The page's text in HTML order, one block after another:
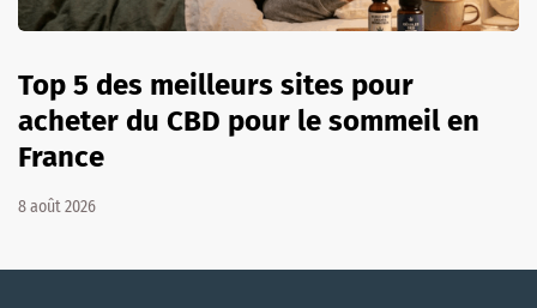
Top 5 des meilleurs sites pour
acheter du CBD pour le sommeil en
France
8 août 2026